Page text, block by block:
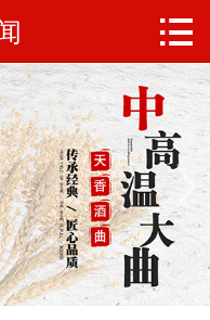
关于我们
天香文化
产品中心
新闻动态
生产工艺
厂 
